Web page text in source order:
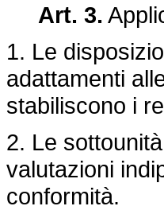
Art. 3.
1. Le
adattamenti
stabiliscono i
2. Le
valutazioni
conformità.